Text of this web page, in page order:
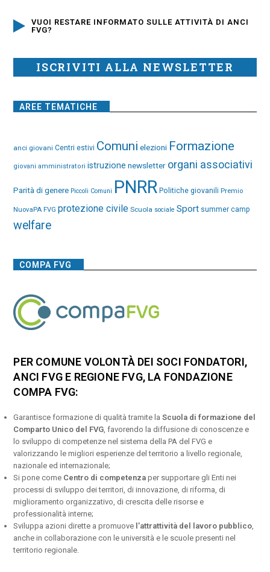
VUOI RESTARE INFORMATO SULLE ATTIVITÀ DI ANCI
FVG?
ISCRIVITI ALLA NEWSLETTER
AREE TEMATICHE
anci giovani Centri estivi Comuni elezioni Formazione
giovani amministratori istruzione newsletter organi associativi
Parità di genere Piccoli Comuni PNRR Politiche giovanili Premio
NuovaPA FVG protezione civile Scuola sociale Sport summer camp
welfare
COMPA FVG
PER COMUNE VOLONTÀ DEI SOCI FONDATORI,
ANCI FVG E REGIONE FVG, LA FONDAZIONE
COMPA FVG:
Garantisce formazione di qualità tramite laScuola di formazione del
Comparto Unico del FVG , favorendo la diffusione di conoscenze e
lo sviluppo di competenze nel sistema della PA del FVG e
valorizzando le migliori esperienze del territorio a livello regionale,
nazionale ed internazionale;
Si pone come Centro di competenza per supportare gli Enti nei
processi di sviluppo dei territori, di innovazione, di riforma, di
miglioramento organizzativo, di crescita delle risorse e
professionalità interne;
Sviluppa azioni dirette a promuove l’attrattività del lavoro pubblico
anche in collaborazione con le università e le scuole presenti nel
territorio regionale.